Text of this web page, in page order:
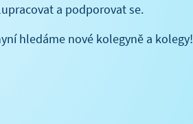
a podporovat se.
hledáme nové kolegyně a kolegy!